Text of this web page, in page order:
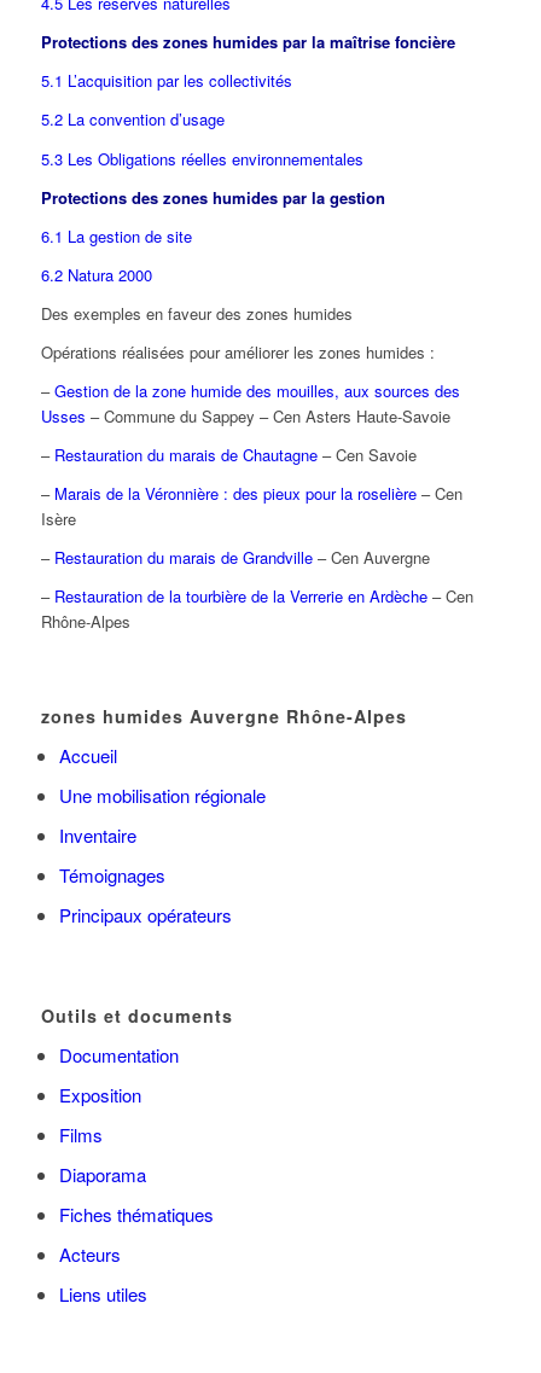
Protections des zones humides par la maîtrise foncière
5.1 L’acquisition par les collectivités
5.2 La convention d’usage
5.3 Les Obligations réelles environnementales
Protections des zones humides par la gestion
6.1 La gestion de site
6.2 Natura 2000
Des exemples en faveur des zones humides
Opérations réalisées pour améliorer les zones humides :
–Gestion de la zone humide des mouilles, aux sources des
Usses – Commune du Sappey – Cen Asters Haute-Savoie
– Restauration du marais de Chautagne– Cen Savoie
– Marais de la Véronnière : des pieux pour la roselière– Cen
Isère
– Restauration du marais de Grandville– Cen Auvergne
– Restauration de la tourbière de la Verrerie en Ardèche– Cen
Rhône-Alpes
zones humides Auvergne Rhône-Alpes
Accueil
Une mobilisation régionale
Inventaire
Témoignages
Principaux opérateurs
Outils et documents
Documentation
Exposition
Films
Diaporama
Fiches thématiques
Acteurs
Liens utiles